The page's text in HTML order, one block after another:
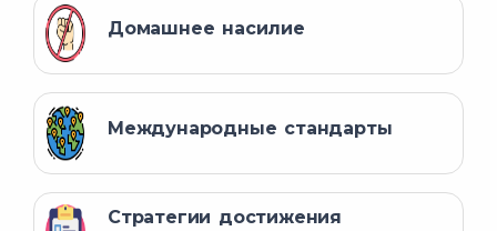
Домашнее насилие
Международные стандарты
Стратегии достижения